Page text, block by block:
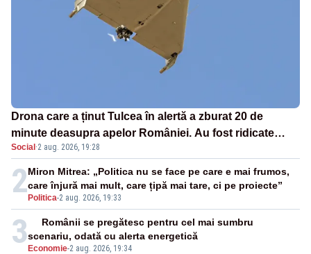
Drona care a ținut Tulcea în alertă a zburat 20 de
minute deasupra apelor României. Au fost ridicate
două F-16
Social·2 aug. 2026, 19:28
2Politica-2 aug. 2026, 19:33
Miron Mitrea: „Politica nu se face pe care e mai frumos,
care înjură mai mult, care țipă mai tare, ci pe proiecte”
3Economie-2 aug. 2026, 19:34
Românii se pregătesc pentru cel mai sumbru
scenariu, odată cu alerta energetică